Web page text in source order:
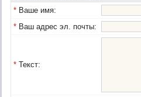
* Ваше имя:
* Ваш адрес эл. почты:
* Текст: